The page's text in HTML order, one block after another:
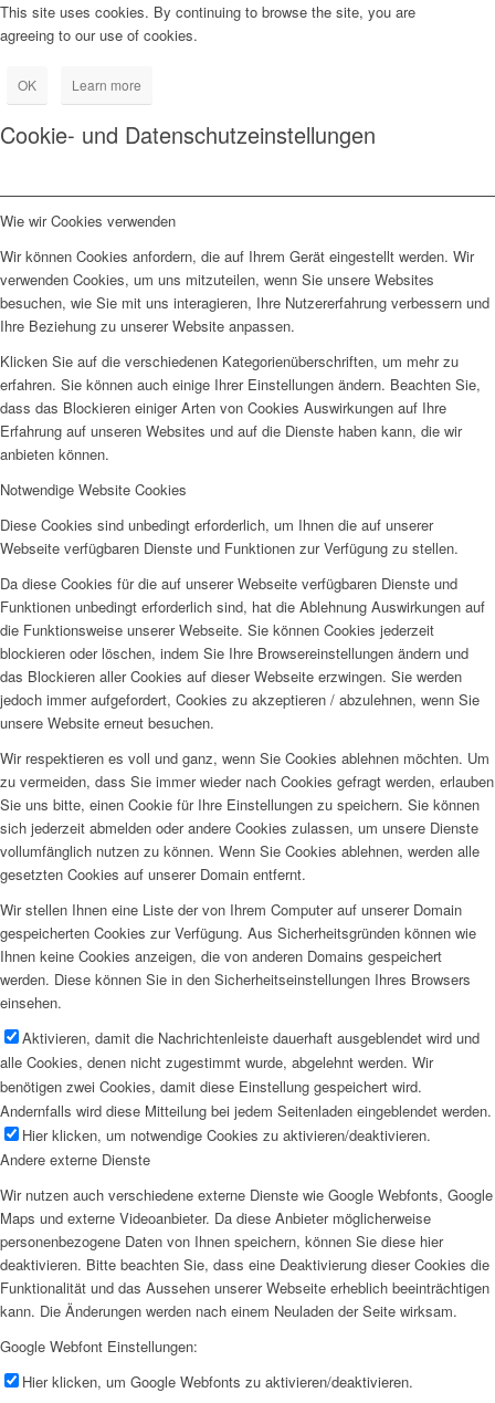
This site uses cookies. By continuing to browse the site, you are
agreeing to our use of cookies.
OK Learn more
Cookie- und Datenschutzeinstellungen
Wie wir Cookies verwenden
Wir können Cookies anfordern, die auf Ihrem Gerät eingestellt werden. Wir
verwenden Cookies, um uns mitzuteilen, wenn Sie unsere Websites
besuchen, wie Sie mit uns interagieren, Ihre Nutzererfahrung verbessern und
Ihre Beziehung zu unserer Website anpassen.
Klicken Sie auf die verschiedenen Kategorienüberschriften, um mehr zu
erfahren. Sie können auch einige Ihrer Einstellungen ändern. Beachten Sie,
dass das Blockieren einiger Arten von Cookies Auswirkungen auf Ihre
Erfahrung auf unseren Websites und auf die Dienste haben kann, die wir
anbieten können.
Notwendige Website Cookies
Diese Cookies sind unbedingt erforderlich, um Ihnen die auf unserer
Webseite verfügbaren Dienste und Funktionen zur Verfügung zu stellen.
Da diese Cookies für die auf unserer Webseite verfügbaren Dienste und
Funktionen unbedingt erforderlich sind, hat die Ablehnung Auswirkungen auf
die Funktionsweise unserer Webseite. Sie können Cookies jederzeit
blockieren oder löschen, indem Sie Ihre Browsereinstellungen ändern und
das Blockieren aller Cookies auf dieser Webseite erzwingen. Sie werden
jedoch immer aufgefordert, Cookies zu akzeptieren / abzulehnen, wenn Sie
unsere Website erneut besuchen.
Wir respektieren es voll und ganz, wenn Sie Cookies ablehnen möchten. Um
zu vermeiden, dass Sie immer wieder nach Cookies gefragt werden, erlauben
Sie uns bitte, einen Cookie für Ihre Einstellungen zu speichern. Sie können
sich jederzeit abmelden oder andere Cookies zulassen, um unsere Dienste
vollumfänglich nutzen zu können. Wenn Sie Cookies ablehnen, werden alle
gesetzten Cookies auf unserer Domain entfernt.
Wir stellen Ihnen eine Liste der von Ihrem Computer auf unserer Domain
gespeicherten Cookies zur Verfügung. Aus Sicherheitsgründen können wie
Ihnen keine Cookies anzeigen, die von anderen Domains gespeichert
werden. Diese können Sie in den Sicherheitseinstellungen Ihres Browsers
einsehen.
Aktivieren, damit die Nachrichtenleiste dauerhaft ausgeblendet wird und
alle Cookies, denen nicht zugestimmt wurde, abgelehnt werden. Wir
benötigen zwei Cookies, damit diese Einstellung gespeichert wird.
Andernfalls wird diese Mitteilung bei jedem Seitenladen eingeblendet werden.
Hier klicken, um notwendige Cookies zu aktivieren/deaktivieren.
Andere externe Dienste
Wir nutzen auch verschiedene externe Dienste wie Google Webfonts, Google
Maps und externe Videoanbieter. Da diese Anbieter möglicherweise
personenbezogene Daten von Ihnen speichern, können Sie diese hier
deaktivieren. Bitte beachten Sie, dass eine Deaktivierung dieser Cookies die
Funktionalität und das Aussehen unserer Webseite erheblich beeinträchtigen
kann. Die Änderungen werden nach einem Neuladen der Seite wirksam.
Google Webfont Einstellungen:
Hier klicken, um Google Webfonts zu aktivieren/deaktivieren.